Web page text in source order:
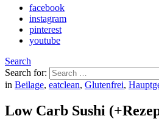
facebook
instagram
pinterest
youtube
Search
Search for:
in Beilage, eatclean, Glutenfrei,
Low Carb Sushi